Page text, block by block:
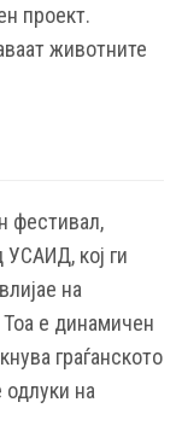
проект.
животните
фестивал,
кој ги
на
Тоа е динамичен
граѓанското
на